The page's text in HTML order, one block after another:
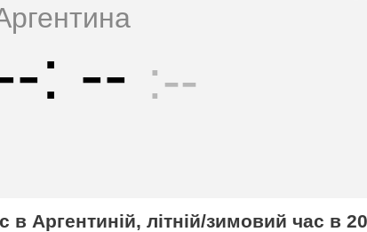
-- --
в Аргентиній, літній/зимовий час в